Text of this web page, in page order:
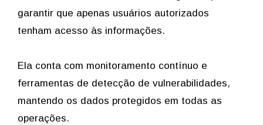
garantir que apenas usuários autorizados
tenham acesso às informações.
Ela conta com monitoramento contínuo e
ferramentas de detecção de vulnerabilidades,
mantendo os dados protegidos em todas as
operações.